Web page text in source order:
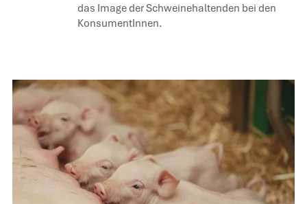
das Image der Schweinehaltenden bei den
KonsumentInnen.